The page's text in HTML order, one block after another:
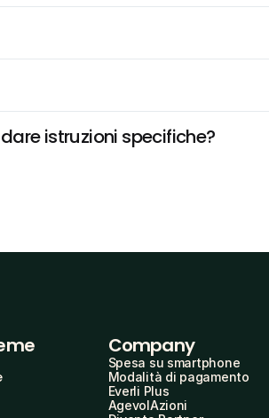
istruzioni specifiche?
Company
Spesa su smartphone
Modalità di pagamento
Everli Plus
AgevolAzioni